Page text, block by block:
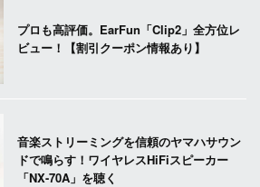
プロも高評価。EarFun「Clip2」全方位レ
ビュー！【割引クーポン情報あり】
音楽ストリーミングを信頼のヤマハサウン
ドで鳴らす！ワイヤレスHiFiスピーカー
「NX-70A」を聴く